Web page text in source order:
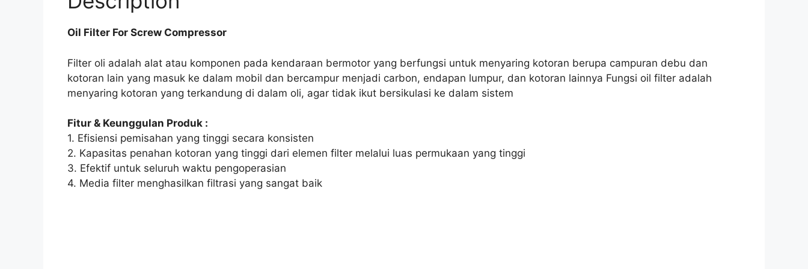
Oil Filter For Screw Compressor
Filter oli adalah alat atau komponen pada kendaraan bermotor yang berfungsi untuk menyaring kotoran berupa campuran debu dan
kotoran lain yang masuk ke dalam mobil dan bercampur menjadi carbon, endapan lumpur, dan kotoran lainnya Fungsi oil filter adalah
menyaring kotoran yang terkandung di dalam oli, agar tidak ikut bersikulasi ke dalam sistem
Fitur & Keunggulan Produk :
1. Efisiensi pemisahan yang tinggi secara konsisten
2. Kapasitas penahan kotoran yang tinggi dari elemen filter melalui luas permukaan yang tinggi
3. Efektif untuk seluruh waktu pengoperasian
4. Media filter menghasilkan filtrasi yang sangat baik